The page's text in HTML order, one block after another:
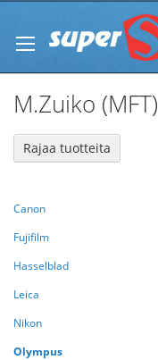
Content
M.Zuiko (MFT)
Canon
Fujifilm
Hasselblad
Leica
Nikon
Olympus
Rajaa tuotteita